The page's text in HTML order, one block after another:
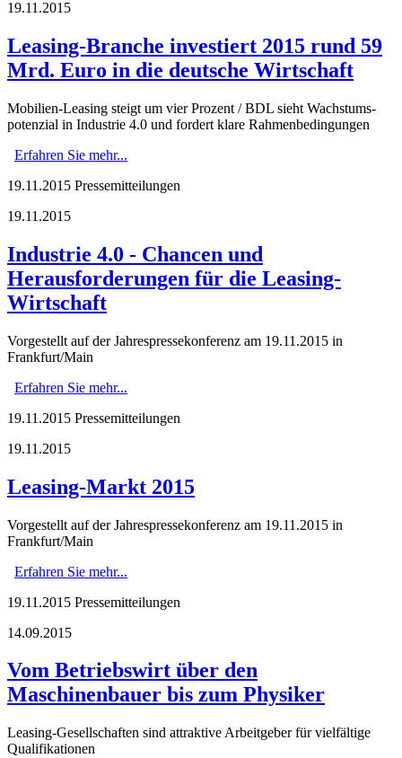
19.11.2015
Leasing-Branche investiert 2015 rund 59
Mrd. Euro in die deutsche Wirtschaft
Mobilien-Leasing steigt um vier Prozent / BDL sieht Wachstums-
potenzial in Industrie 4.0 und fordert klare Rahmenbedingungen
Erfahren Sie mehr...
19.11.2015 Pressemitteilungen
19.11.2015
Industrie 4.0 - Chancen und
Herausforderungen für die Leasing-
Wirtschaft
Vorgestellt auf der Jahrespressekonferenz am 19.11.2015 in
Frankfurt/Main
Erfahren Sie mehr...
19.11.2015 Pressemitteilungen
19.11.2015
Leasing-Markt 2015
Vorgestellt auf der Jahrespressekonferenz am 19.11.2015 in
Frankfurt/Main
Erfahren Sie mehr...
19.11.2015 Pressemitteilungen
14.09.2015
Vom Betriebswirt über den
Maschinenbauer bis zum Physiker
Leasing-Gesellschaften sind attraktive Arbeitgeber für vielfältige
Qualifikationen